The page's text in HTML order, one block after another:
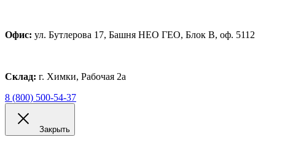
Офис: ул. Бутлерова 17, Башня НЕО ГЕО, Блок В, оф. 5112
Склад: г. Химки, Рабочая 2а
8 (800) 500-54-37
Закрыть